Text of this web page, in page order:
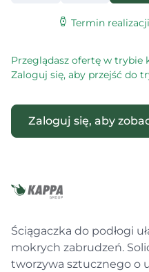
Termin
Przeglądasz ofertę w trybie
Zaloguj się, aby przejść do
Zaloguj się, aby
Ściągaczka do podłogi
mokrych zabrudzeń.
tworzywa sztucznego o